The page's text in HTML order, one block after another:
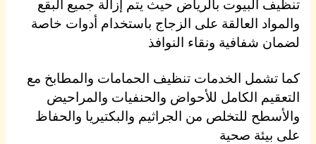
تنظيف البيوت بالرياض حيث يتم إزالة جميع البقع
والمواد العالقة على الزجاج باستخدام أدوات خاصة
لضمان شفافية ونقاء النوافذ
كما تشمل الخدمات تنظيف الحمامات والمطابخ مع
التعقيم الكامل للأحواض والحنفيات والمراحيض
والأسطح للتخلص من الجراثيم والبكتيريا والحفاظ
على بيئة صحية